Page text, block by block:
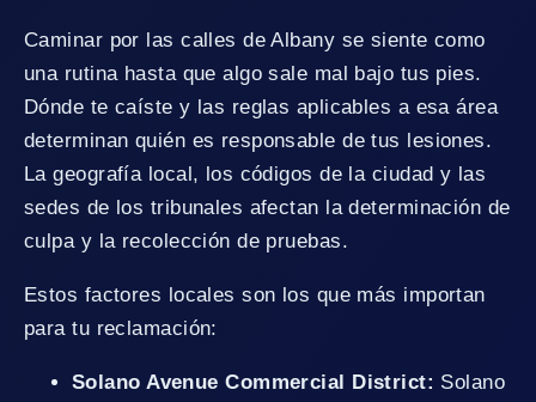
Caminar por las calles de Albany se siente como
una rutina hasta que algo sale mal bajo tus pies.
Dónde te caíste y las reglas aplicables a esa área
determinan quién es responsable de tus lesiones.
La geografía local, los códigos de la ciudad y las
sedes de los tribunales afectan la determinación de
culpa y la recolección de pruebas.
Estos factores locales son los que más importan
para tu reclamación:
Solano Avenue Commercial District: Solano